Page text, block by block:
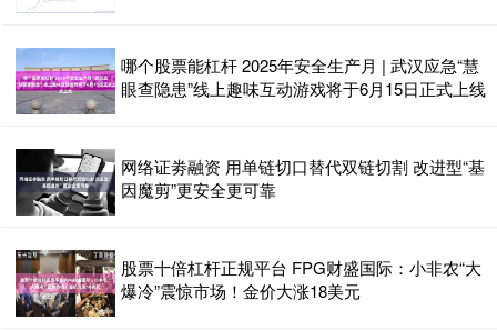
哪个股票能杠杆 2025年安全生产月 | 武汉应急“慧
眼查隐患”线上趣味互动游戏将于6月15日正式上线
网络证劵融资 用单链切口替代双链切割 改进型“基
因魔剪”更安全更可靠
股票十倍杠杆正规平台 FPG财盛国际：小非农“大
爆冷”震惊市场！金价大涨18美元